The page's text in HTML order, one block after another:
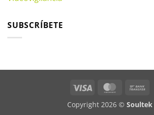
SUBSCRÍBETE
Visa MasterCard
Copyright 2026 © Soultek